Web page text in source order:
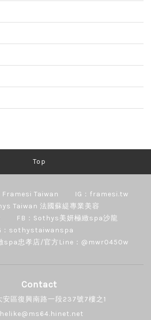
Top
Framesi Taiwan
IG：framesi.tw
Taiwan 法國蘇緹專業美容
FB：Sothys美妍極緻spa沙龍
：sothystaiwanspa
spa忠孝店/官方Line：@mwr0450w
Contact
安區復興南路一段237號7樓之1